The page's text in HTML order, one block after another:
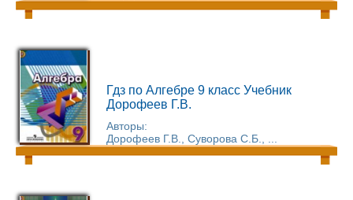
Гдз по Алгебре 9 класс Учебник
Дорофеев Г.В.
Авторы:
Дорофеев Г.В., Суворова С.Б., ...